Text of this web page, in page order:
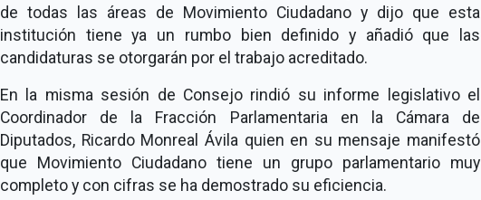
de todas las áreas de Movimiento Ciudadano y dijo que esta
institución tiene ya un rumbo bien definido y añadió que las
candidaturas se otorgarán por el trabajo acreditado.
En la misma sesión de Consejo rindió su informe legislativo el
Coordinador de la Fracción Parlamentaria en la Cámara de
Diputados, Ricardo Monreal Ávila quien en su mensaje manifestó
que Movimiento Ciudadano tiene un grupo parlamentario muy
completo y con cifras se ha demostrado su eficiencia.